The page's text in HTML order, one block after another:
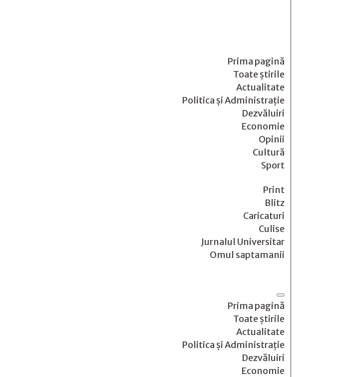
Prima pagină
Toate știrile
Actualitate
Politica și Administrație
Dezvăluiri
Economie
Opinii
Cultură
Sport
Print
Blitz
Caricaturi
Culise
Jurnalul Universitar
Omul saptamanii
Prima pagină
Toate știrile
Actualitate
Politica și Administrație
Dezvăluiri
Economie